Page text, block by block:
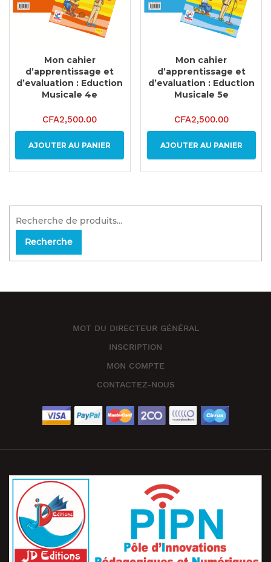
Mon cahier
d’apprentissage et
d’evaluation : Eduction
Musicale 4e
CFA2,500.00
AJOUTER AU PANIER
Mon cahier
d’apprentissage et
d’evaluation : Eduction
Musicale 5e
CFA2,500.00
AJOUTER AU PANIER
Recherche
MOT DU DIRECTEUR GÉNÉRAL
INSCRIPTION
MON COMPTE
CONTACTEZ-NOUS